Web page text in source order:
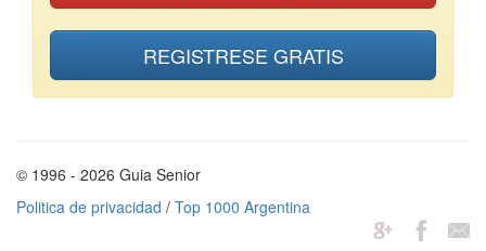
REGISTRESE GRATIS
© 1996 - 2026 Guia Senior
Politica de privacidad / Top 1000 Argentina